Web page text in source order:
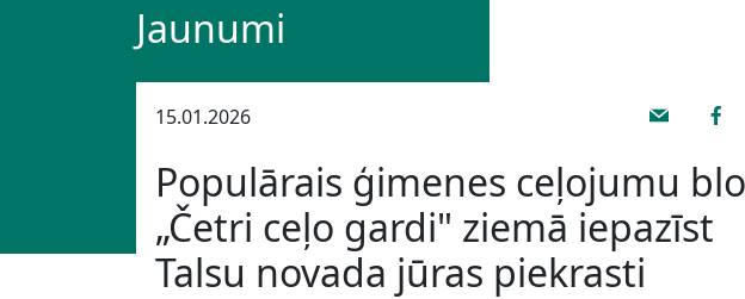
Jaunumi
15.01.2026
Populārais ģimenes ceļojumu
„Četri ceļo gardi" ziemā iepazīst
Talsu novada jūras piekrasti